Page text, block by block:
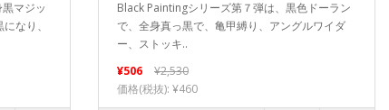
マジッ
なり、
Black Paintingシリーズ第７弾は、黒色ドーラン
で、全身真っ黒で、亀甲縛り、アングルワイダ
ー、ストッキ..
¥506
¥2,530
価格(税抜): ¥460